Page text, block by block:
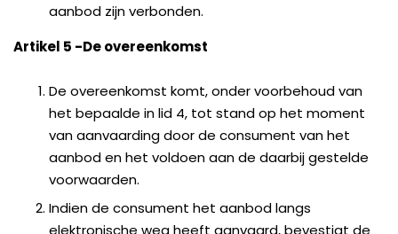
aanbod zijn verbonden.
Artikel 5 -De overeenkomst
De overeenkomst komt, onder voorbehoud van
het bepaalde in lid 4, tot stand op het moment
van aanvaarding door de consument van het
aanbod en het voldoen aan de daarbij gestelde
voorwaarden.
Indien de consument het aanbod langs
elektronische weg heeft aanvaard, bevestigt de